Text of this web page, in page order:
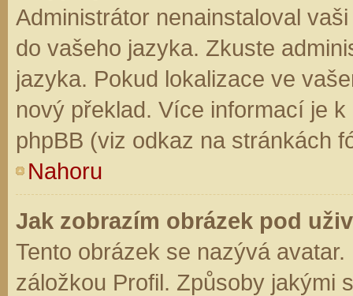
Administrátor nenainstaloval
do vašeho jazyka. Zkuste
jazyka. Pokud lokalizace ve
nový překlad. Více informací je
phpBB (viz odkaz na stránkách
Nahoru
Jak zobrazím obrázek pod
Tento obrázek se nazývá
záložkou Profil. Způsoby jakými